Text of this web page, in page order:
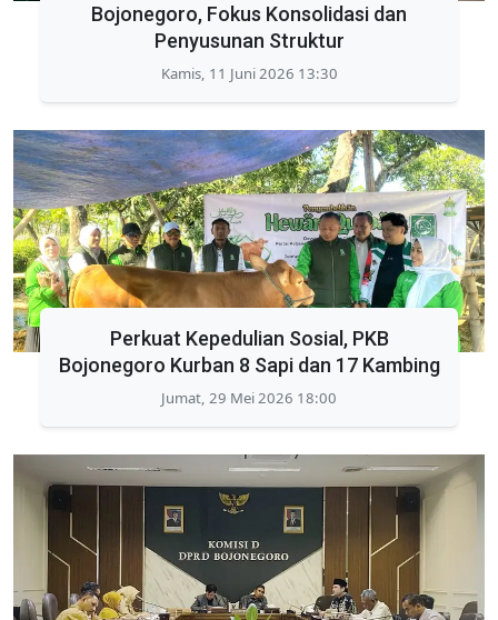
Bojonegoro, Fokus Konsolidasi dan
Penyusunan Struktur
Kamis, 11 Juni 2026 13:30
Perkuat Kepedulian Sosial, PKB
Bojonegoro Kurban 8 Sapi dan 17 Kambing
Jumat, 29 Mei 2026 18:00